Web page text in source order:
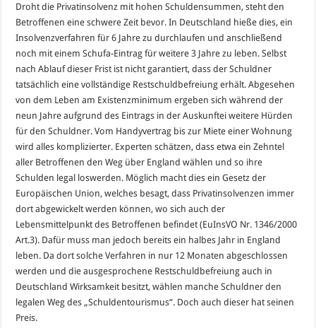
Droht die Privatinsolvenz mit hohen Schuldensummen, steht den
Betroffenen eine schwere Zeit bevor. In Deutschland hieße dies, ein
Insolvenzverfahren für 6 Jahre zu durchlaufen und anschließend
noch mit einem Schufa-Eintrag für weitere 3 Jahre zu leben. Selbst
nach Ablauf dieser Frist ist nicht garantiert, dass der Schuldner
tatsächlich eine vollständige Restschuldbefreiung erhält. Abgesehen
von dem Leben am Existenzminimum ergeben sich während der
neun Jahre aufgrund des Eintrags in der Auskunftei weitere Hürden
für den Schuldner. Vom Handyvertrag bis zur Miete einer Wohnung
wird alles komplizierter. Experten schätzen, dass etwa ein Zehntel
aller Betroffenen den Weg über England wählen und so ihre
Schulden legal loswerden. Möglich macht dies ein Gesetz der
Europäischen Union, welches besagt, dass Privatinsolvenzen immer
dort abgewickelt werden können, wo sich auch der
Lebensmittelpunkt des Betroffenen befindet (EuInsVO Nr. 1346/2000
Art.3). Dafür muss man jedoch bereits ein halbes Jahr in England
leben. Da dort solche Verfahren in nur 12 Monaten abgeschlossen
werden und die ausgesprochene Restschuldbefreiung auch in
Deutschland Wirksamkeit besitzt, wählen manche Schuldner den
legalen Weg des „Schuldentourismus“. Doch auch dieser hat seinen
Preis.